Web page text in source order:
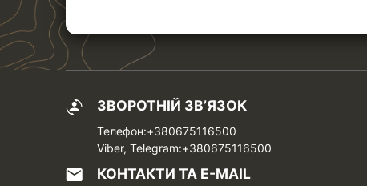
ЗВОРОТНІЙ ЗВ’ЯЗОК
Телефон:+380675116500
Viber, Telegram:+380675116500
КОНТАКТИ ТА Е-MAIL